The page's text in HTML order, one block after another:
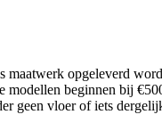
opgeleverd
beginnen bij
geen vloer of iets